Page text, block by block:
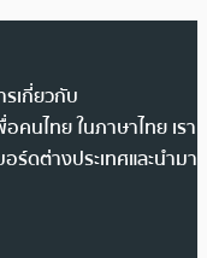
เกี่ยวกับ
คนไทย ในภาษาไทย เรา
ร์ดต่างประเทศและนำมา